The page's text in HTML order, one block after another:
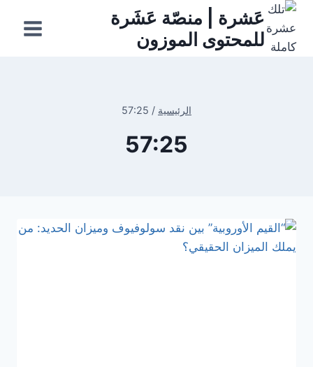
التجاوز
المحتوى
عَشرة | منصّة عَشَرة
للمحتوى الموزون
الرئيسية /
57:25
57:25